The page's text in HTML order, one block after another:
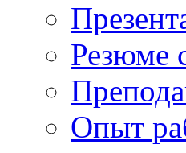
Резюме
Опыт